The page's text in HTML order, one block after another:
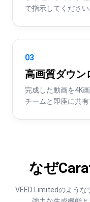
で指示してください
03
高画質ダウン
完成した動画を4K
チームと即座に共有
なぜ
VEED Limitedのような